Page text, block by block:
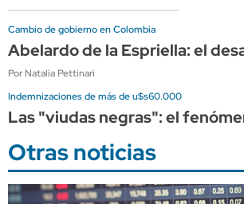
Cambio de gobierno en Colombia
Abelardo de la Espriella: el
Por Natalia Pettinari
Indemnizaciones de más de u$s60.000
Las "viudas negras": el
Otras noticias